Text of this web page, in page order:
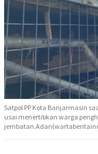
Satpol PP Kota Banjarmasin
usai menertibkan warga